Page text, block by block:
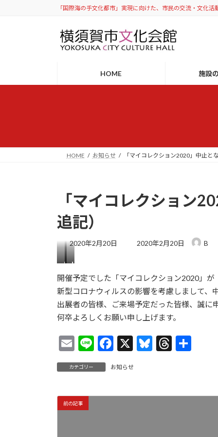
キ
に
「国際海の手文化都市」実現に向けた、市民の交流・文化活
HOME 施設
HOME お知らせ 「マイコレクション2020」中止と
「マイコレクション
追記）
2020年2月20日
最
日
時
2020年2月20日 B
！
中
止
と
な
り
ま
た
！
佐
藤
！
中
！
中
止
と
な
り
ま
た
！
中
な
り
ま
開催予定でした「マイコレクション2020」が
新型コロナウィルスの影響を考慮しまして、
出展者の皆様、ご来場予定だった皆様、誠に
何卒よろしくお願い申し上げます。
E
m
ai
Li
n
e
F
e
X
Bl T
カテゴリー お知らせ
前の記事